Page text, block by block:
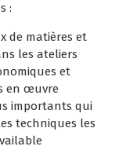
:
de matières et
les ateliers
et
en œuvre
importants qui
techniques les